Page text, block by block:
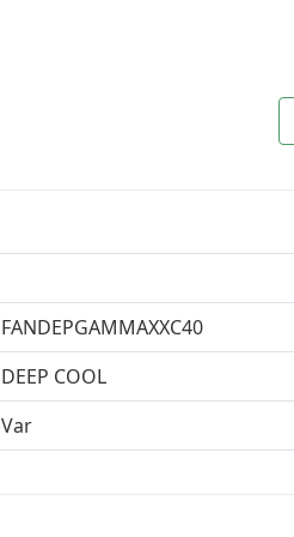
FANDEPGAMMAXXC40
DEEP COOL
Var